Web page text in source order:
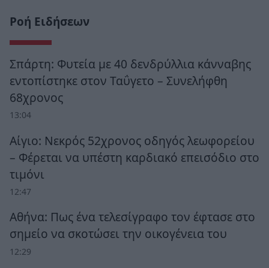
Ροή Ειδήσεων
Σπάρτη: Φυτεία με 40 δενδρύλλια κάνναβης
εντοπίστηκε στον Ταΰγετο – Συνελήφθη
68χρονος
13:04
Αίγιο: Νεκρός 52χρονος οδηγός λεωφορείου
– Φέρεται να υπέστη καρδιακό επεισόδιο στο
τιμόνι
12:47
Αθήνα: Πως ένα τελεσίγραφο τον έφτασε στο
σημείο να σκοτώσει την οικογένεια του
12:29